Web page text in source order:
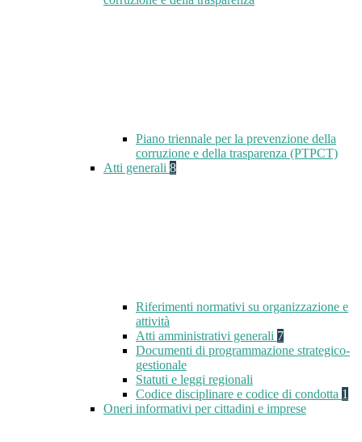
Piano triennale per la prevenzione della
corruzione e della trasparenza (PTPCT)
Atti generali 8
Riferimenti normativi su organizzazione e
attività
Atti amministrativi generali 7
Documenti di programmazione strategico-
gestionale
Statuti e leggi regionali
Codice disciplinare e codice di condotta 1
Oneri informativi per cittadini e imprese